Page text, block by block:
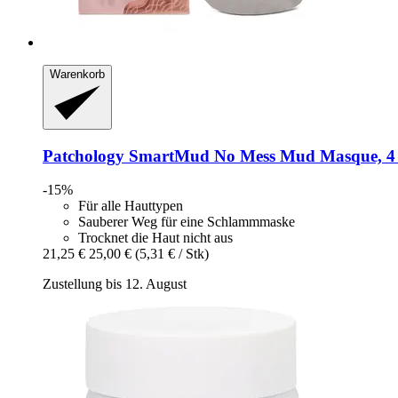
Warenkorb
Patchology SmartMud No Mess Mud Masque,
-15%
Für alle Hauttypen
Sauberer Weg für eine Schlammmaske
Trocknet die Haut nicht aus
21,25 € 25,00 € (5,31 € / Stk)
Zustellung bis 12. August